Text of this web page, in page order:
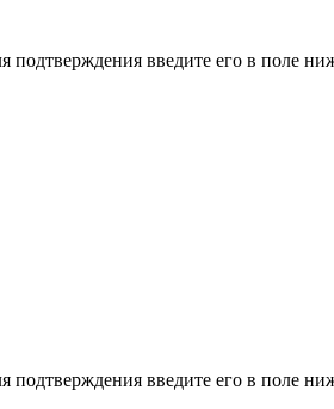
введите его в поле
введите его в поле